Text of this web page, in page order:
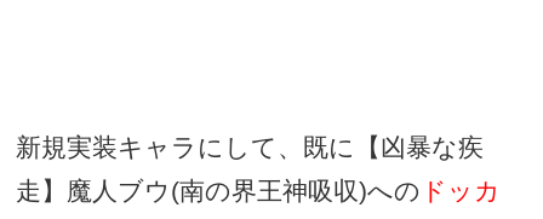
新規実装キャラにして、既に【凶暴な疾
走】魔人ブウ (南の界王神吸収)への ドッカ